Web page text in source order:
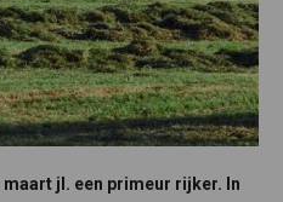
jl. een primeur rijker. In